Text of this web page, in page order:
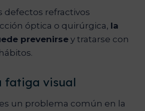
defectos refractivos
óptica o quirúrgica, la
prevenirse y tratarse con
fatiga visual
un problema común en la